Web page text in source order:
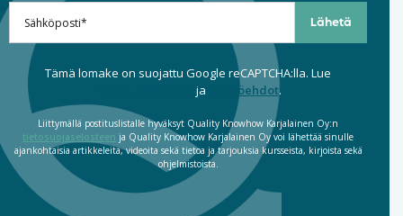
Tämä lomake on suojattu Google reCAPTCHA:lla. Lue
ja käyttöehdot.
Liittymällä postituslistalle hyväksyt Quality Knowhow Karjalainen Oy:n
tietosuojaselosteen ja Quality Knowhow Karjalainen Oy voi lähettää sinulle
ajankohtaisia artikkeleita, videoita sekä tietoa ja tarjouksia kursseista, kirjoista sekä
ohjelmistoista.